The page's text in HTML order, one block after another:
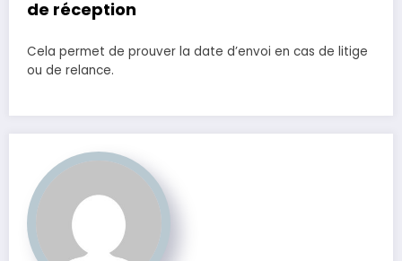
de réception
Cela permet de prouver la date d’envoi en cas de litige
ou de relance.